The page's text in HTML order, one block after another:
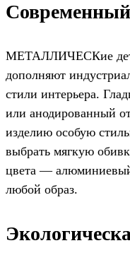
МЕТАЛЛИЧЕСКие
дополняют
стили интерьера.
или анодированный
изделию особую
выбрать мягкую
цвета —
любой образ.